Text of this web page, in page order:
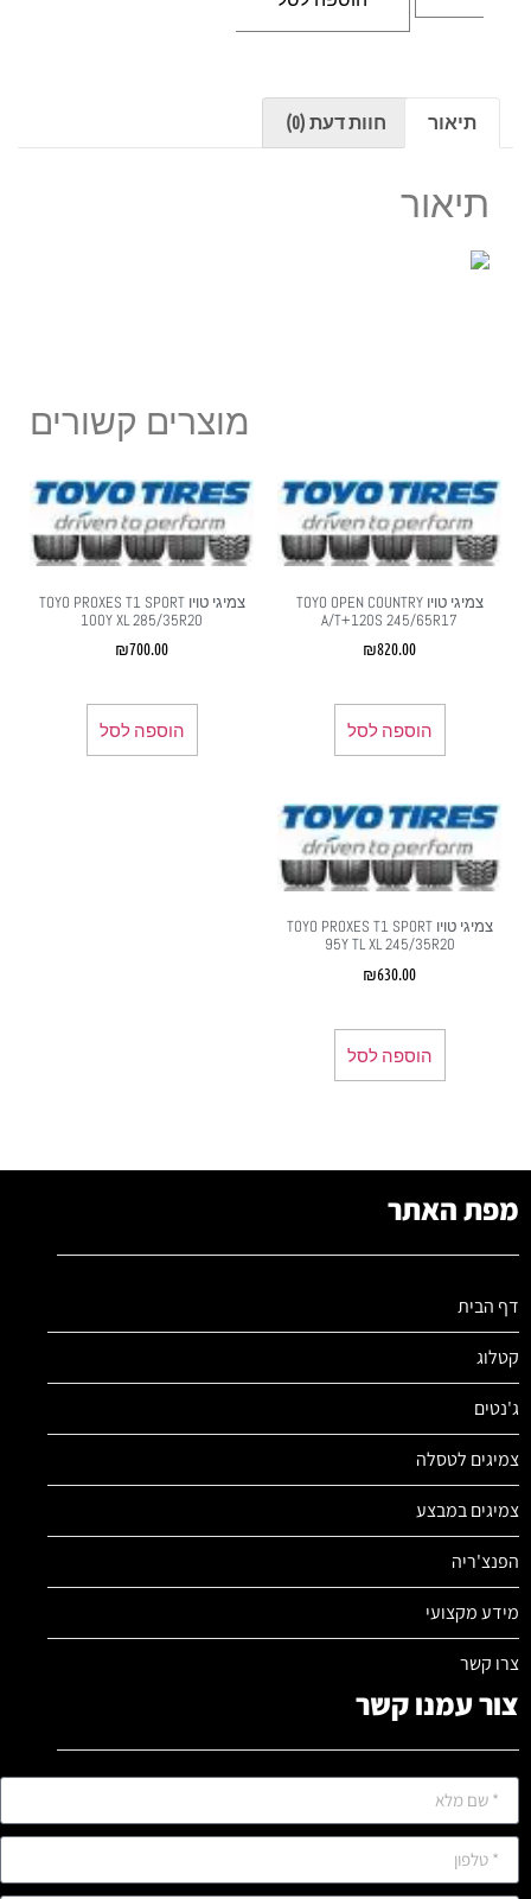
תיאור חוות דעת (0)
תיאור
מוצרים קשורים
צמיגי טויו TOYO OPEN COUNTRY
A/T+120S 245/65R17
₪820.00
הוספה לסל
צמיגי טויו TOYO PROXES T1 SPORT
100Y XL 285/35R20
₪700.00
הוספה לסל
צמיגי טויו TOYO PROXES T1 SPORT
95Y TL XL 245/35R20
₪630.00
הוספה לסל
מפת האתר
דף הבית
קטלוג
ג'נטים
צמיגים לטסלה
צמיגים במבצע
הפנצ'ריה
מידע מקצועי
צרו קשר
צור עמנו קשר